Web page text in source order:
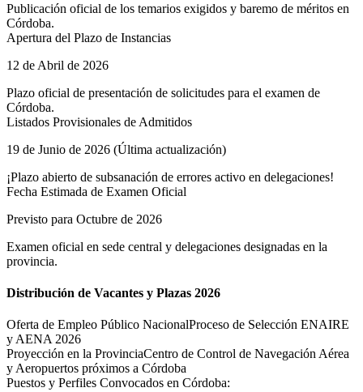
Publicación oficial de los temarios exigidos y baremo de méritos en
Córdoba.
Apertura del Plazo de Instancias
12 de Abril de 2026
Plazo oficial de presentación de solicitudes para el examen de
Córdoba.
Listados Provisionales de Admitidos
19 de Junio de 2026 (Última actualización)
¡Plazo abierto de subsanación de errores activo en delegaciones!
Fecha Estimada de Examen Oficial
Previsto para Octubre de 2026
Examen oficial en sede central y delegaciones designadas en la
provincia.
Distribución de Vacantes y Plazas 2026
Oferta de Empleo Público NacionalProceso de Selección ENAIRE
y AENA 2026
Proyección en la ProvinciaCentro de Control de Navegación Aérea
y Aeropuertos próximos a Córdoba
Puestos y Perfiles Convocados en Córdoba: